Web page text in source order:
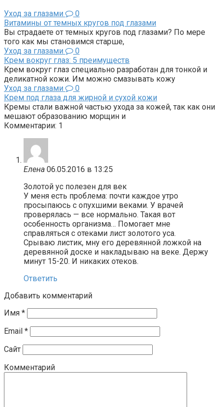
Уход за глазами
0
Витамины от темных кругов под глазами
Вы страдаете от темных кругов под глазами? По мере
того как мы становимся старше,
Уход за глазами
0
Крем вокруг глаз: 5 преимуществ
Крем вокруг глаз специально разработан для тонкой и
деликатной кожи. Им можно смазывать кожу
Уход за глазами
0
Крем под глаза для жирной и сухой кожи
Кремы стали важной частью ухода за кожей, так как они
мешают образованию морщин и
Комментарии: 1
Елена 06.05.2016 в 13:25
Золотой ус полезен для век
У меня есть проблема: почти каждое утро
просыпаюсь с опухшими веками. У врачей
проверялась — все нормально. Такая вот
особенность организма… Помогает мне
справляться с отеками лист золотого уса.
Срываю листик, мну его деревянной ложкой на
деревянной доске и накладываю на веке. Держу
минут 15-20. И никаких отеков.
Ответить
Добавить комментарий
Имя *
Email *
Сайт
Комментарий